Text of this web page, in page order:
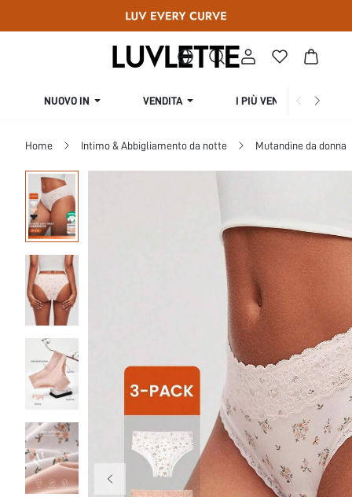
NUOVO IN VENDITA I PIÙ VENDUTI
Home Intimo & Abbigliamento da notte Mutandine da donna